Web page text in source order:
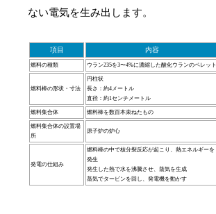
ない電気を生み出します。
項目 内容
燃料の種類 ウラン235を3〜4%に濃縮した酸化ウランのペレット
燃料棒の形状・寸法
円柱状
長さ：約4メートル
直径：約1センチメートル
燃料集合体 燃料棒を数百本束ねたもの
燃料集合体の設置場
所
原子炉の炉心
発電の仕組み
燃料棒の中で核分裂反応が起こり、熱エネルギーを
発生
発生した熱で水を沸騰させ、蒸気を生成
蒸気でタービンを回し、発電機を動かす